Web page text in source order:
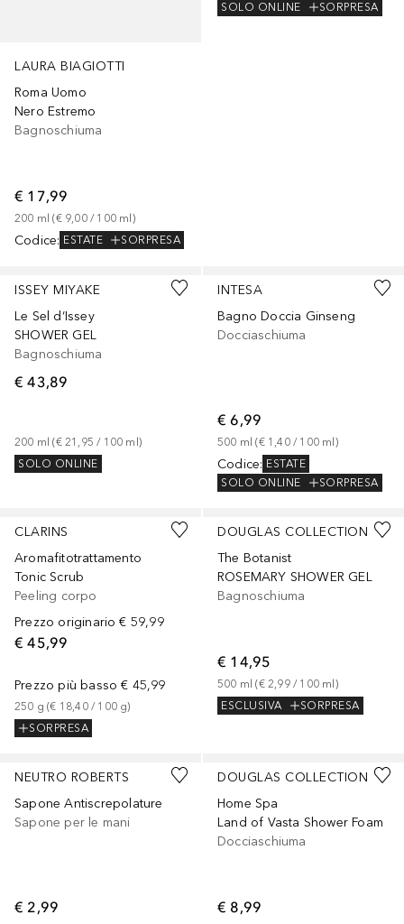
LAURA BIAGIOTTI
Roma Uomo
Nero Estremo
Bagnoschiuma
€ 17,99
200 ml (€ 9,00 / 100 ml)
Codice: ESTATE SORPRESA
SOLO ONLINE
SORPRESA
ISSEY MIYAKE
Le Sel d‘Issey
SHOWER GEL
Bagnoschiuma
€ 43,89
200 ml (€ 21,95 / 100 ml)
SOLO ONLINE
INTESA
Bagno Doccia Ginseng
Docciaschiuma
€ 6,99
500 ml (€ 1,40 / 100 ml)
Codice: ESTATE
SOLO ONLINE
SORPRESA
CLARINS
Aromafitotrattamento
Tonic Scrub
Peeling corpo
Prezzo originario € 59,99
€ 45,99
Prezzo più basso € 45,99
250 g (€ 18,40 / 100 g)
SORPRESA
DOUGLAS COLLECTION
The Botanist
ROSEMARY SHOWER GEL
Bagnoschiuma
€ 14,95
500 ml (€ 2,99 / 100 ml)
ESCLUSIVA
SORPRESA
NEUTRO ROBERTS
Sapone Antiscrepolature
Sapone per le mani
€ 2,99
DOUGLAS COLLECTION
Home Spa
Land of Vasta Shower Foam
Docciaschiuma
€ 8,99